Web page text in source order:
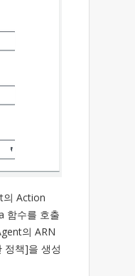
의 Action
함수를 호출
의 ARN
정책]을 생성